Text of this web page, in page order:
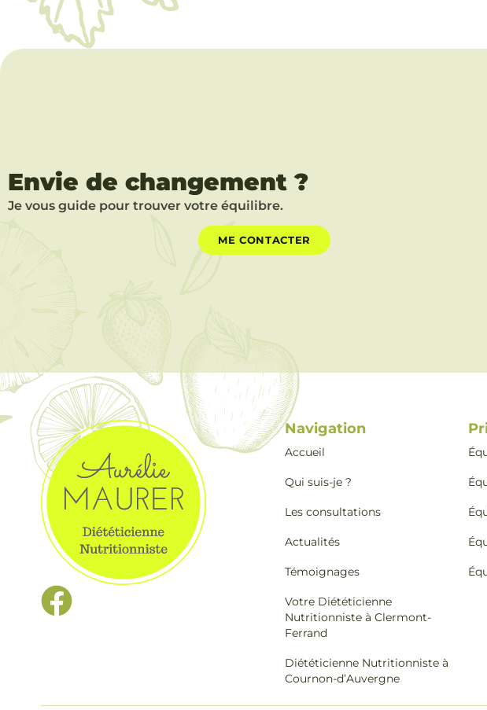
Envie de changement ?
Je vous guide pour trouver votre équilibre.
ME CONTACTER
Navigation
Accueil
Qui suis-je ?
Les consultations
Actualités
Témoignages
Votre Diététicienne
Nutritionniste à Clermont-
Ferrand
Diététicienne Nutritionniste à
Cournon-d’Auvergne